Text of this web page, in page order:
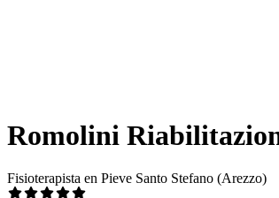
Romolini
Fisioterapista en Pieve Santo Stefano (Arezzo)